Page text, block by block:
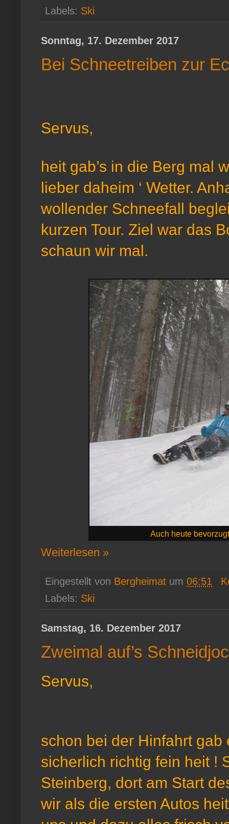
Labels: Ski
Sonntag, 17. Dezember 2017
Bei Schneetreiben zur
Servus,
heit gab’s in die Berg mal
lieber daheim ‘ Wetter.
wollender Schneefall
kurzen Tour. Ziel war das
schaun wir mal.
Auch heute
Weiterlesen »
Eingestellt von Bergheimat um 06:51
Labels: Ski
Samstag, 16. Dezember 2017
Zweimal auf’s
Servus,
schon bei der Hinfahrt
sicherlich richtig fein heit !
Steinberg, dort am Start
wir als die ersten Autos